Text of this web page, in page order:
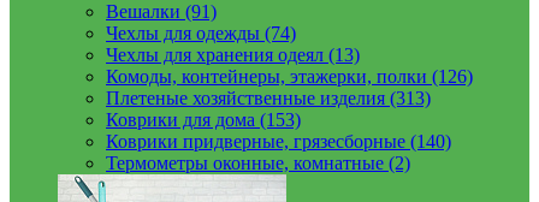
Вешалки (91)
Чехлы для одежды (74)
Чехлы для хранения одеял (13)
Комоды, контейнеры, этажерки, полки (126)
Плетеные хозяйственные изделия (313)
Коврики для дома (153)
Коврики придверные, грязесборные (140)
Термометры оконные, комнатные (2)